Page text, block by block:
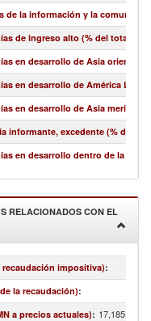
de la información y la
de ingreso alto (% del total de
en desarrollo de Asia oriental
en desarrollo de América
en desarrollo de Asia
informante, excedente (% del
en desarrollo dentro de la
RELACIONADOS CON EL
impositiva):
la recaudación):
a precios actuales):